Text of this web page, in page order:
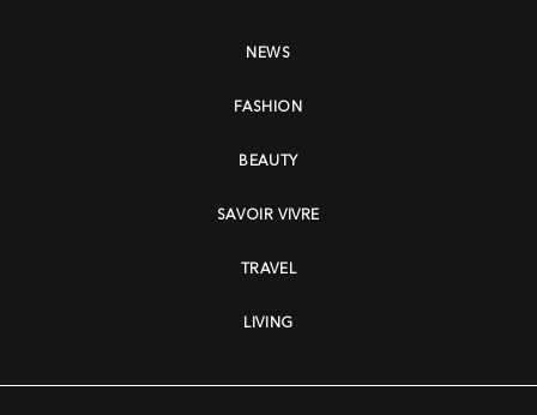
NEWS
FASHION
BEAUTY
SAVOIR VIVRE
TRAVEL
LIVING